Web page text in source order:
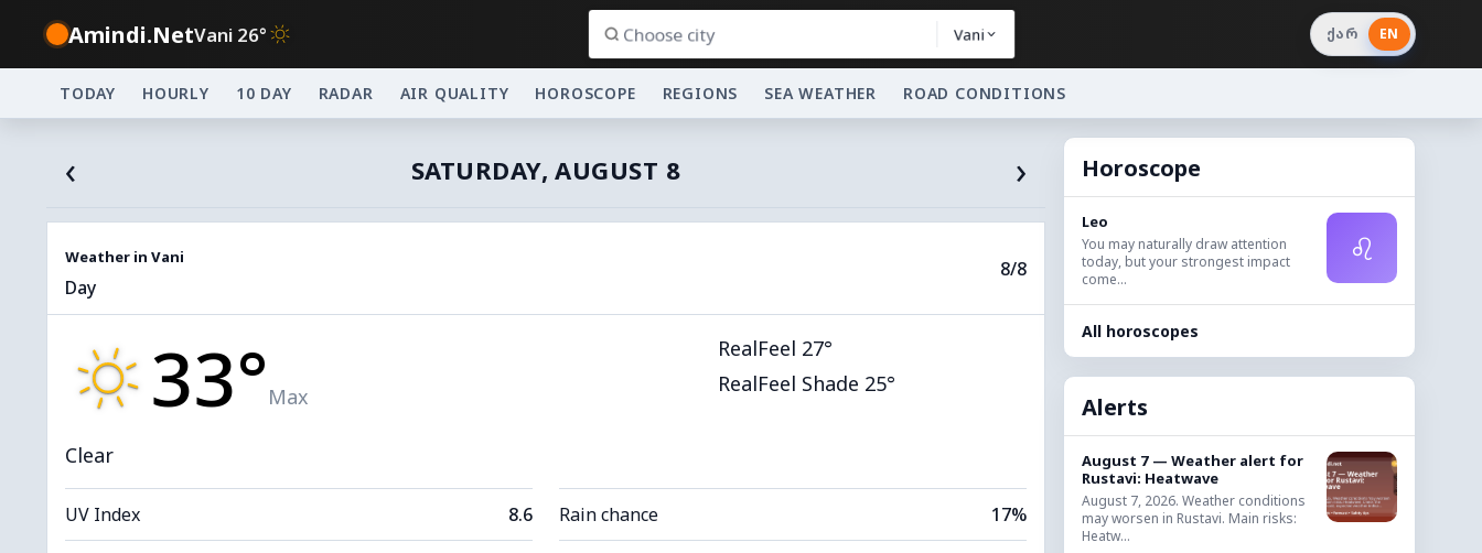
Amindi.NetVani 26° Vani ქარ EN
TODAY HOURLY 10 DAY RADAR AIR QUALITY HOROSCOPE REGIONS SEA WEATHER ROAD CONDITIONS
‹ SATURDAY, AUGUST 8 ›
Weather in Vani
Day
8/8
33° Max
RealFeel 27°
RealFeel Shade 25°
Clear
UV Index 8.6 Rain chance 17%
Horoscope
Leo
You may naturally draw attention
today, but your strongest impact
come...
♌
All horoscopes
Alerts
August 7 — Weather alert for
Rustavi: Heatwave
August 7, 2026. Weather conditions
may worsen in Rustavi. Main risks:
Heatw...